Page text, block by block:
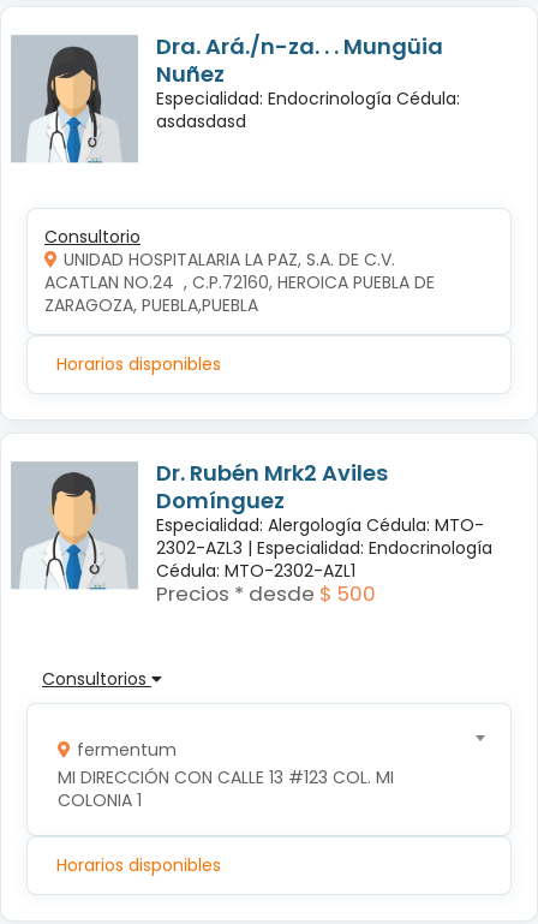
Dra. Ará./n-za. . . Mungüia
Nuñez
Especialidad: Endocrinología Cédula:
asdasdasd
Consultorio
UNIDAD HOSPITALARIA LA PAZ, S.A. DE C.V.
ACATLAN NO.24  , C.P.72160, HEROICA PUEBLA DE
ZARAGOZA, PUEBLA,PUEBLA
Horarios disponibles
Dr. Rubén Mrk2 Aviles
Domínguez
Especialidad: Alergología Cédula: MTO-
2302-AZL3 | Especialidad: Endocrinología
Cédula: MTO-2302-AZL1
Precios * desde $ 500
Consultorios
fermentum
MI DIRECCIÓN CON CALLE 13 #123 COL. MI
COLONIA 1
Horarios disponibles